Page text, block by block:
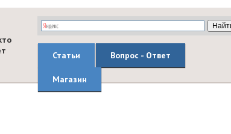
Статьи Вопрос - Ответ
Магазин